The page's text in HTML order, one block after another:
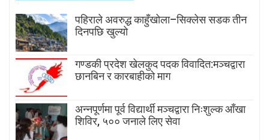
पहिराले अवरुद्ध काहुँखोला–सिक्लेस सडक तीन
दिनपछि खुल्यो
गण्डकी प्रदेश खेलकुद पदक विवादित:मञ्चद्वारा
छानबिन र कारबाहीको माग
अन्नपूर्णमा पूर्व विद्यार्थी मञ्चद्वारा निःशुल्क आँखा
शिविर, ५०० जनाले लिए सेवा